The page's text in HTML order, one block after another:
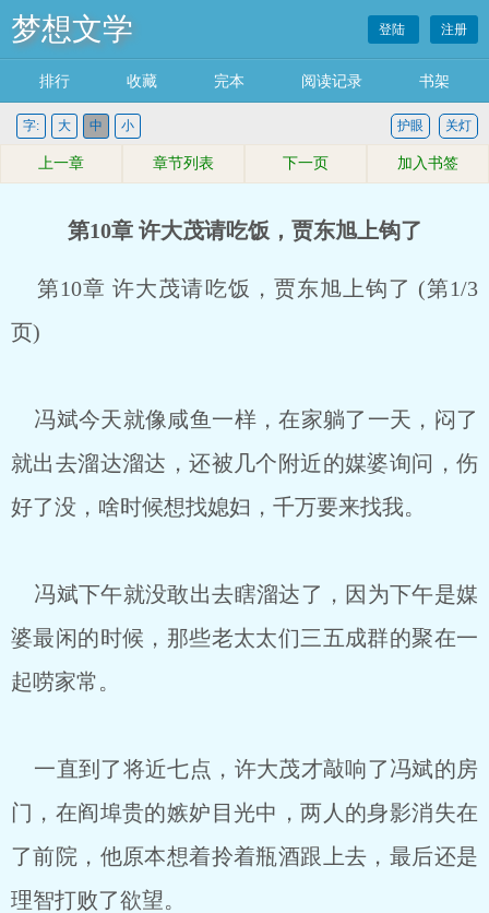
梦想文学 登陆 注册
排行 收藏 完本 阅读记录 书架
字: 大 中 小 关灯
护眼
上一章 章节列表 下一页 加入书签
第10章 许大茂请吃饭，贾东旭上钩了
第10章 许大茂请吃饭，贾东旭上钩了 (第1/3
页)
冯斌今天就像咸鱼一样，在家躺了一天，闷了
就出去溜达溜达，还被几个附近的媒婆询问，伤
好了没，啥时候想找媳妇，千万要来找我。
冯斌下午就没敢出去瞎溜达了，因为下午是媒
婆最闲的时候，那些老太太们三五成群的聚在一
起唠家常。
一直到了将近七点，许大茂才敲响了冯斌的房
门，在阎埠贵的嫉妒目光中，两人的身影消失在
了前院，他原本想着拎着瓶酒跟上去，最后还是
理智打败了欲望。